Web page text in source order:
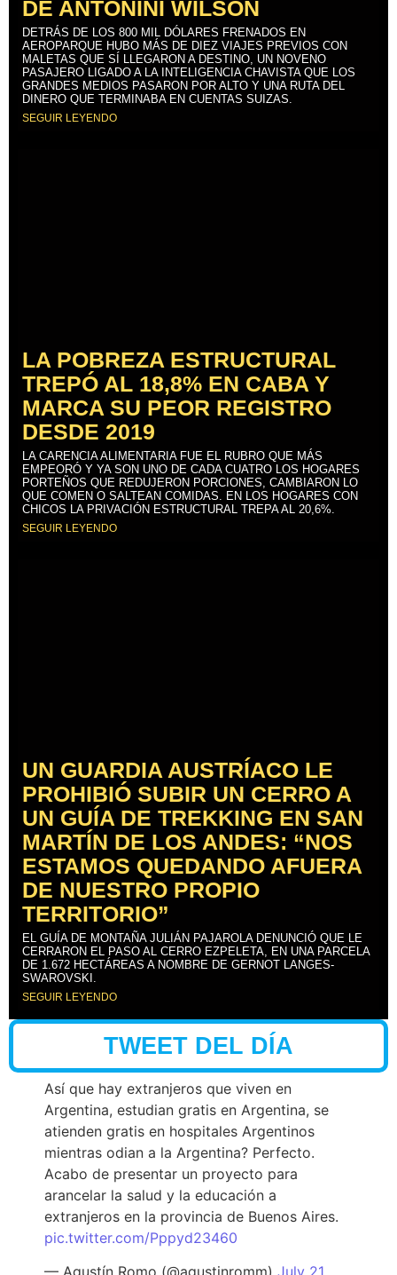
DE ANTONINI WILSON
DETRÁS DE LOS 800 MIL DÓLARES FRENADOS EN
AEROPARQUE HUBO MÁS DE DIEZ VIAJES PREVIOS CON
MALETAS QUE SÍ LLEGARON A DESTINO, UN NOVENO
PASAJERO LIGADO A LA INTELIGENCIA CHAVISTA QUE LOS
GRANDES MEDIOS PASARON POR ALTO Y UNA RUTA DEL
DINERO QUE TERMINABA EN CUENTAS SUIZAS.
SEGUIR LEYENDO
LA POBREZA ESTRUCTURAL
TREPÓ AL 18,8% EN CABA Y
MARCA SU PEOR REGISTRO
DESDE 2019
LA CARENCIA ALIMENTARIA FUE EL RUBRO QUE MÁS
EMPEORÓ Y YA SON UNO DE CADA CUATRO LOS HOGARES
PORTEÑOS QUE REDUJERON PORCIONES, CAMBIARON LO
QUE COMEN O SALTEAN COMIDAS. EN LOS HOGARES CON
CHICOS LA PRIVACIÓN ESTRUCTURAL TREPA AL 20,6%.
SEGUIR LEYENDO
UN GUARDIA AUSTRÍACO LE
PROHIBIÓ SUBIR UN CERRO A
UN GUÍA DE TREKKING EN SAN
MARTÍN DE LOS ANDES: “NOS
ESTAMOS QUEDANDO AFUERA
DE NUESTRO PROPIO
TERRITORIO”
EL GUÍA DE MONTAÑA JULIÁN PAJAROLA DENUNCIÓ QUE LE
CERRARON EL PASO AL CERRO EZPELETA, EN UNA PARCELA
DE 1.672 HECTÁREAS A NOMBRE DE GERNOT LANGES-
SWAROVSKI.
SEGUIR LEYENDO
TWEET DEL DÍA
Así que hay extranjeros que viven en
Argentina, estudian gratis en Argentina, se
atienden gratis en hospitales Argentinos
mientras odian a la Argentina? Perfecto.
Acabo de presentar un proyecto para
arancelar la salud y la educación a
extranjeros en la provincia de Buenos Aires.
pic.twitter.com/Pppyd23460